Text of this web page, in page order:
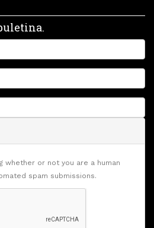
whether or not you are a human
spam submissions.